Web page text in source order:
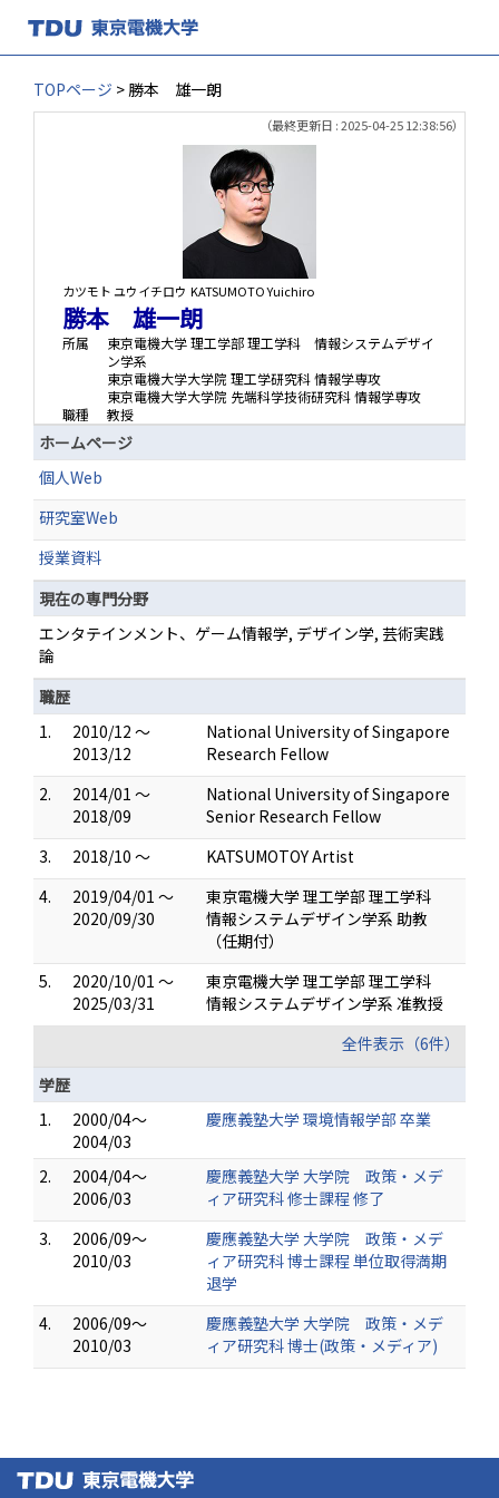
TOPページ > 勝本 雄一朗
（最終更新日 : 2025-04-25 12:38:56）
カツモト ユウイチロウ KATSUMOTO Yuichiro
勝本 雄一朗
所属
東京電機大学 理工学部 理工学科 情報システムデザイ
ン学系
東京電機大学大学院 理工学研究科 情報学専攻
東京電機大学大学院 先端科学技術研究科 情報学専攻
職種
教授
ホームページ
個人Web
研究室Web
授業資料
現在の専門分野
エンタテインメント、ゲーム情報学, デザイン学, 芸術実践
論
職歴
1.
2010/12 ～
2013/12
National University of Singapore
Research Fellow
2.
2014/01 ～
2018/09
National University of Singapore
Senior Research Fellow
3.
2018/10 ～
KATSUMOTOY Artist
4.
2019/04/01 ～
2020/09/30
東京電機大学 理工学部 理工学科
情報システムデザイン学系 助教
（任期付）
5.
2020/10/01 ～
2025/03/31
東京電機大学 理工学部 理工学科
情報システムデザイン学系 准教授
全件表示（6件）
学歴
1.
2000/04～
2004/03
慶應義塾大学 環境情報学部 卒業
2.
2004/04～
2006/03
慶應義塾大学 大学院 政策・メデ
ィア研究科 修士課程 修了
3.
2006/09～
2010/03
慶應義塾大学 大学院 政策・メデ
ィア研究科 博士課程 単位取得満期
退学
4.
2006/09～
2010/03
慶應義塾大学 大学院 政策・メデ
ィア研究科 博士(政策・メディア)